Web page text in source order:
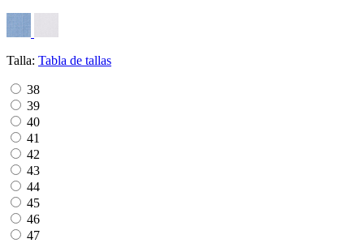
Talla: Tabla de tallas
38
39
40
41
42
43
44
45
46
47